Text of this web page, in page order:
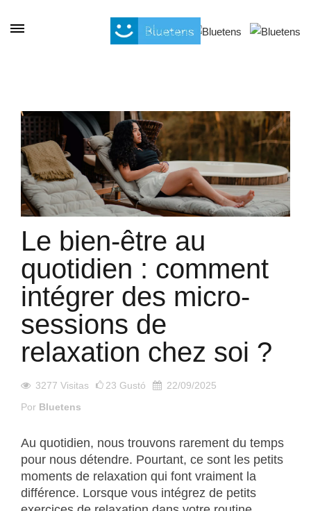
Le bien-être au
quotidien : comment
intégrer des micro-
sessions de
relaxation chez soi ?
3277 Visitas 23 Gustó
22/09/2025
Por Bluetens
Au quotidien, nous trouvons rarement du temps
pour nous détendre. Pourtant, ce sont les petits
moments de relaxation qui font vraiment la
différence. Lorsque vous intégrez de petits